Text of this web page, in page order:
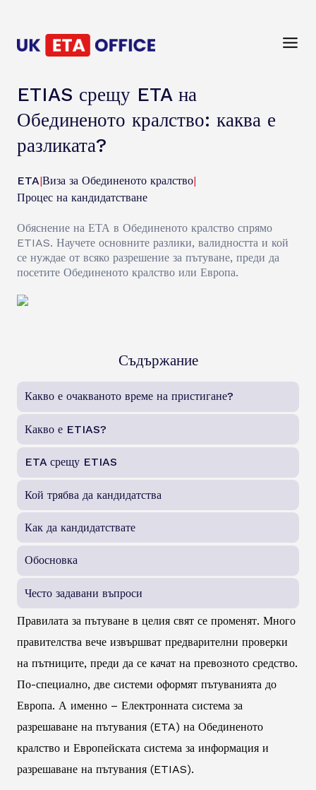
ETIAS срещу ETA на
Обединеното кралство: каква е
разликата?
ETA|Виза за Обединеното кралство|
Процес на кандидатстване
Обяснение на ЕТА в Обединеното кралство спрямо
ETIAS. Научете основните разлики, валидността и кой
се нуждае от всяко разрешение за пътуване, преди да
посетите Обединеното кралство или Европа.
Съдържание
Какво е очакваното време на пристигане?
Какво е ETIAS?
ETA срещу ETIAS
Кой трябва да кандидатства
Как да кандидатствате
Обосновка
Често задавани въпроси
Правилата за пътуване в целия свят се променят. Много
правителства вече извършват предварителни проверки
на пътниците, преди да се качат на превозното средство.
По-специално, две системи оформят пътуванията до
Европа. А именно – Електронната система за
разрешаване на пътувания (ETA) на Обединеното
кралство и Европейската система за информация и
разрешаване на пътувания (ETIAS).